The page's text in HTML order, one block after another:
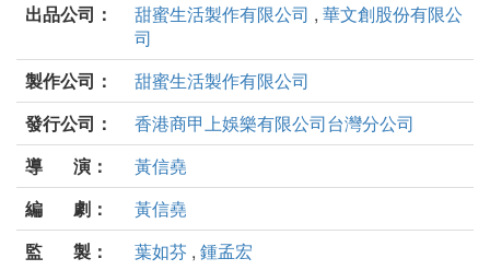
出品公司：
甜蜜生活製作有限公司 , 華文創股份有限公
司
製作公司：
甜蜜生活製作有限公司
發行公司：
香港商甲上娛樂有限公司台灣分公司
導 演：
黃信堯
編 劇：
黃信堯
監 製：
葉如芬 , 鍾孟宏